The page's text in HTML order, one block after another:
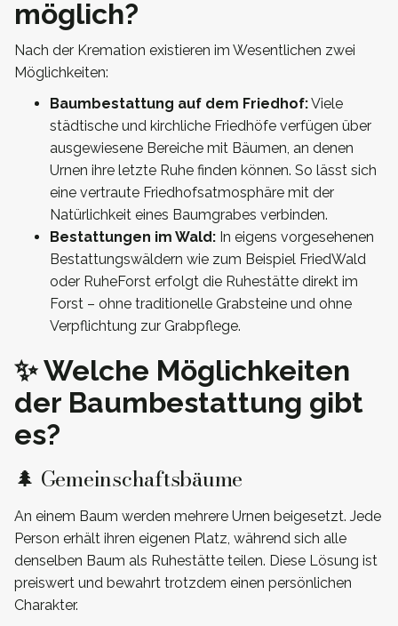
möglich?
Nach der Kremation existieren im Wesentlichen zwei
Möglichkeiten:
Baumbestattung auf dem Friedhof:Viele
städtische und kirchliche Friedhöfe verfügen über
ausgewiesene Bereiche mit Bäumen, an denen
Urnen ihre letzte Ruhe finden können. So lässt sich
eine vertraute Friedhofsatmosphäre mit der
Natürlichkeit eines Baumgrabes verbinden.
Bestattungen im Wald: In eigens vorgesehenen
Bestattungswäldern wie zum Beispiel FriedWald
oder RuheForst erfolgt die Ruhestätte direkt im
Forst – ohne traditionelle Grabsteine und ohne
Verpflichtung zur Grabpflege.
✨ Welche Möglichkeiten
der Baumbestattung gibt
es?
🌲 Gemeinschaftsbäume
An einem Baum werden mehrere Urnen beigesetzt. Jede
Person erhält ihren eigenen Platz, während sich alle
denselben Baum als Ruhestätte teilen. Diese Lösung ist
preiswert und bewahrt trotzdem einen persönlichen
Charakter.